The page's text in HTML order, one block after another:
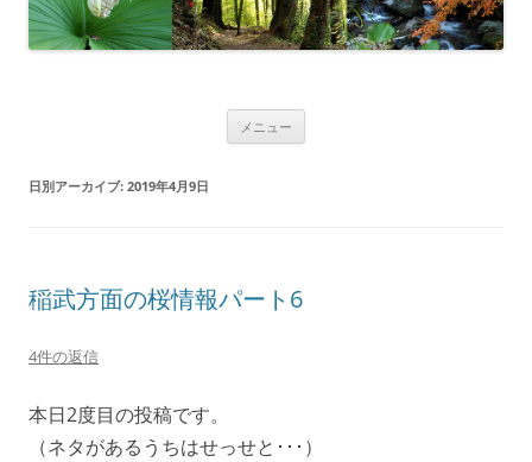
メニュー
日別アーカイブ: 2019年4月9日
稲武方面の桜情報パート6
4件の返信
本日2度目の投稿です。
（ネタがあるうちはせっせと･･･）